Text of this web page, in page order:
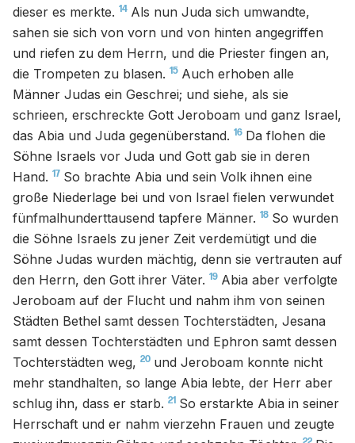
dieser es merkte. 14 Als nun Juda sich umwandte,
sahen sie sich von vorn und von hinten angegriffen
und riefen zu dem Herrn, und die Priester fingen an,
die Trompeten zu blasen. 15 Auch erhoben alle
Männer Judas ein Geschrei; und siehe, als sie
schrieen, erschreckte Gott Jeroboam und ganz Israel,
das Abia und Juda gegenüberstand. 16 Da flohen die
Söhne Israels vor Juda und Gott gab sie in deren
Hand. 17 So brachte Abia und sein Volk ihnen eine
große Niederlage bei und von Israel fielen verwundet
fünfmalhunderttausend tapfere Männer. 18 So wurden
die Söhne Israels zu jener Zeit verdemütigt und die
Söhne Judas wurden mächtig, denn sie vertrauten auf
den Herrn, den Gott ihrer Väter. 19 Abia aber verfolgte
Jeroboam auf der Flucht und nahm ihm von seinen
Städten Bethel samt dessen Tochterstädten, Jesana
samt dessen Tochterstädten und Ephron samt dessen
Tochterstädten weg, 20 und Jeroboam konnte nicht
mehr standhalten, so lange Abia lebte, der Herr aber
schlug ihn, dass er starb. 21 So erstarkte Abia in seiner
Herrschaft und er nahm vierzehn Frauen und zeugte